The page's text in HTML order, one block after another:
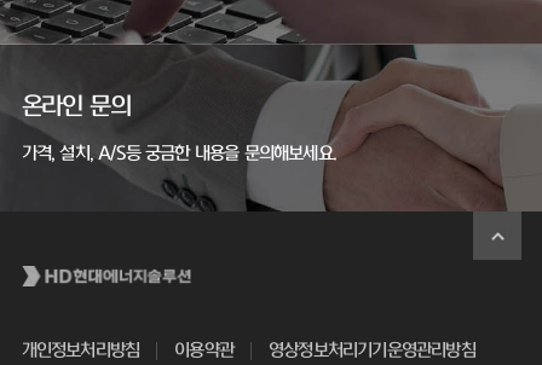
온라인 문의
가격, 설치, A/S등 궁금한 내용을 문의해보세요.
개인정보처리방침 이용약관 영상정보처리기기운영관리방침